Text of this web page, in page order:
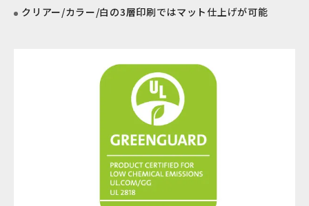
クリアー/カラー/白の3層印刷ではマット仕上げが可能